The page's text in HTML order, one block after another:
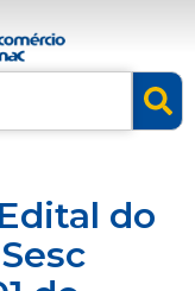
do